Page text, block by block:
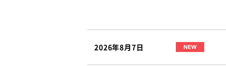
2026年8月7日